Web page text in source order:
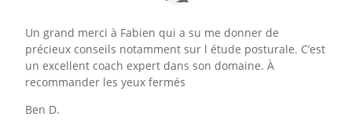
Un grand merci à Fabien qui a su me donner de
précieux conseils notamment sur l étude posturale. C’est
un excellent coach expert dans son domaine. À
recommander les yeux fermés
Ben D.